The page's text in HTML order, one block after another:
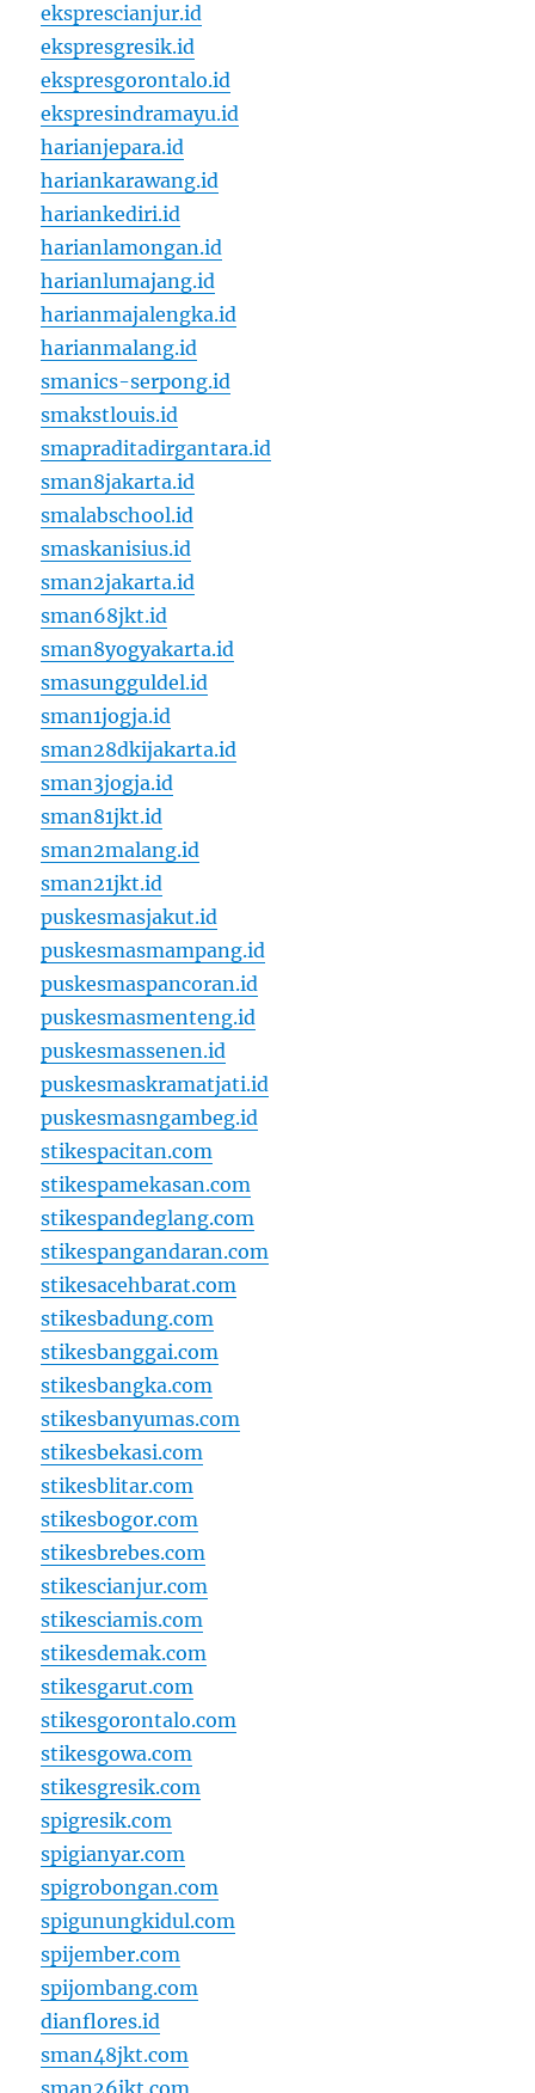
eksprescianjur.id
ekspresgresik.id
ekspresgorontalo.id
ekspresindramayu.id
harianjepara.id
hariankarawang.id
hariankediri.id
harianlamongan.id
harianlumajang.id
harianmajalengka.id
harianmalang.id
smanics-serpong.id
smakstlouis.id
smapraditadirgantara.id
sman8jakarta.id
smalabschool.id
smaskanisius.id
sman2jakarta.id
sman68jkt.id
sman8yogyakarta.id
smasungguldel.id
sman1jogja.id
sman28dkijakarta.id
sman3jogja.id
sman81jkt.id
sman2malang.id
sman21jkt.id
puskesmasjakut.id
puskesmasmampang.id
puskesmaspancoran.id
puskesmasmenteng.id
puskesmassenen.id
puskesmaskramatjati.id
puskesmasngambeg.id
stikespacitan.com
stikespamekasan.com
stikespandeglang.com
stikespangandaran.com
stikesacehbarat.com
stikesbadung.com
stikesbanggai.com
stikesbangka.com
stikesbanyumas.com
stikesbekasi.com
stikesblitar.com
stikesbogor.com
stikesbrebes.com
stikescianjur.com
stikesciamis.com
stikesdemak.com
stikesgarut.com
stikesgorontalo.com
stikesgowa.com
stikesgresik.com
spigresik.com
spigianyar.com
spigrobongan.com
spigunungkidul.com
spijember.com
spijombang.com
dianflores.id
sman48jkt.com